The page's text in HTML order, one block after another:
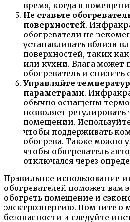
время, когда в
Не ставьте
поверхностей.
обогреватели не
устанавливать вблизи
поверхностей, таких
или кухни. Влага может
обогреватель и снизить
Управляйте
параметрами.
обычно оснащены
позволяет регулировать
помещении.
чтобы поддерживать
обогрева. Также можно
чтобы обогреватель
отключался через
Правильное использование
обогревателей поможет вам
обогреть помещение и
электроэнергию. Помните о
безопасности и следуйте